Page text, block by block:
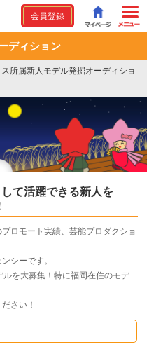
会員登録
ディション
所属新人モデル発掘オーディショ
て活躍できる新人を
ロモート実績、芸能プロダクショ
シーです。
を大募集！特に福岡在住のモデ
さい！